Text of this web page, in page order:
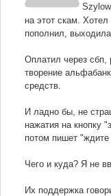
на этот скам. Хотел
пополнил,
Оплатил через сбп,
творение
средств.
И ладно бы, не
нажатия на кнопку
потом пишет "ждите
Чего и куда? Я не
Их поддержка